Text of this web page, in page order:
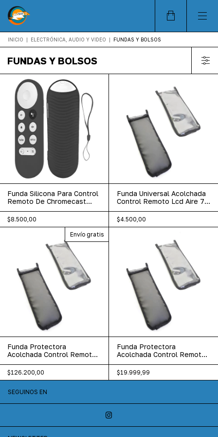
INICIO | ELECTRÓNICA, AUDIO Y VIDEO | FUNDAS Y BOLSOS
FUNDAS Y BOLSOS
Funda Silicona Para Control
Remoto De Chromecast
$8.500,00
Funda Universal Acolchada
Control Remoto Lcd Aire 7
$4.500,00
Envío gratis
Funda Protectora
Acolchada Control Remoto
$126.200,00
Funda Protectora
Acolchada Control Remoto
$19.999,99
SEGUINOS EN